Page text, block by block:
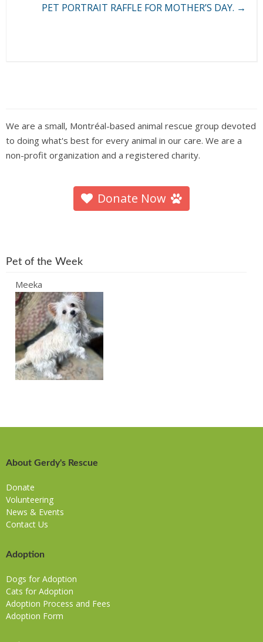
PET PORTRAIT RAFFLE FOR MOTHER’S DAY. →
We are a small, Montréal-based animal rescue group devoted
to doing what's best for every animal in our care. We are a
non-profit organization and a registered charity.
Donate Now
Pet of the Week
Meeka
About Gerdy's Rescue
Donate
Volunteering
News & Events
Contact Us
Adoption
Dogs for Adoption
Cats for Adoption
Adoption Process and Fees
Adoption Form